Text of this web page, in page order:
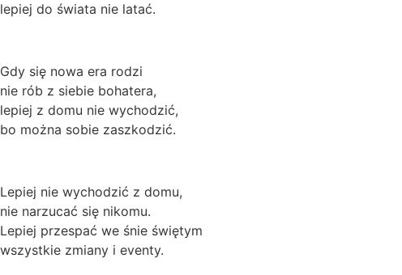
lepiej do świata nie latać.
Gdy się nowa era rodzi
nie rób z siebie bohatera,
lepiej z domu nie wychodzić,
bo można sobie zaszkodzić.
Lepiej nie wychodzić z domu,
nie narzucać się nikomu.
Lepiej przespać we śnie świętym
wszystkie zmiany i eventy.